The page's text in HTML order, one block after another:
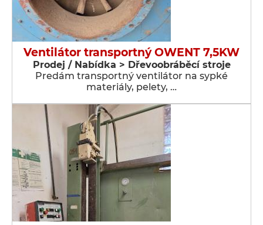
Ventilátor transportný OWENT 7,5KW
Prodej / Nabídka > Dřevoobráběcí stroje
Predám transportný ventilátor na sypké
materiály, pelety, …